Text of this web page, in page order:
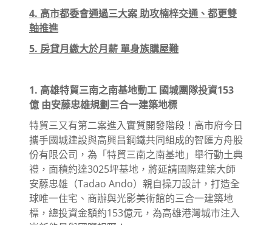
4. 高市都委會通過三大案 助攻楠梓交通、都更雙
軸推進
5. 房貸月繳大於月薪 單身族購屋難
1. 高雄特貿三南之南基地動工 國城團隊投資153
億 由安藤忠雄規劃三合一建築地標
特貿三又有第二案進入實質開發階段！高市府今日
攜手國城建設與高興昌鋼鐵共同組成的智匯方舟股
份有限公司，為「特貿三南之南基地」舉行動土典
禮，面積約達3025坪基地，將延請國際建築大師
安藤忠雄（Tadao Ando）親自操刀設計，打造全
球唯一住宅、商辦與光影美術館的三合一建築地
標，總投資金額約153億元，為高雄港灣城市注入